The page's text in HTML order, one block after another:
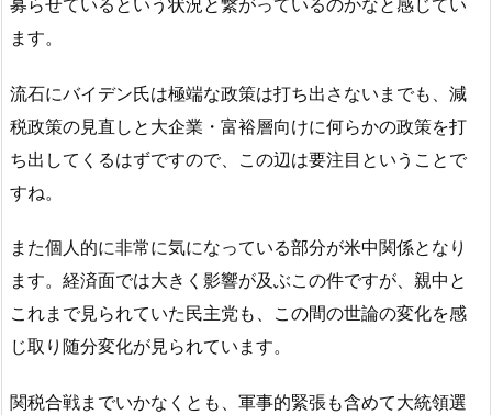
ます。
流石にバイデン氏は極端な政策は打ち出さないまでも、減
税政策の見直しと大企業・富裕層向けに何らかの政策を打
ち出してくるはずですので、この辺は要注目ということで
すね。
また個人的に非常に気になっている部分が米中関係となり
ます。経済面では大きく影響が及ぶこの件ですが、親中と
これまで見られていた民主党も、この間の世論の変化を感
じ取り随分変化が見られています。
関税合戦までいかなくとも、軍事的緊張も含めて大統領選